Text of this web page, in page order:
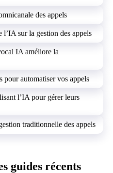
des appels
l’IA sur la gestion des appels
IA améliore la
pour automatiser vos appels
l’IA pour gérer leurs
traditionnelle des appels
guides récents